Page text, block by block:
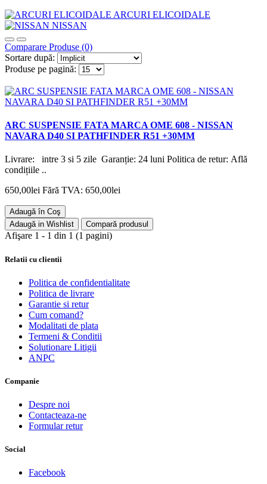
ARCURI ELICOIDALE
NISSAN
Comparare Produse (0)
Sortare după:
Produse pe pagină:
ARC SUSPENSIE FATA MARCA OME 608 - NISSAN
NAVARA D40 SI PATHFINDER R51 +30MM
Livrare: intre 3 si 5 zile Garanție: 24 luni Politica de retur: Află
condițiile ..
650,00lei Fără TVA: 650,00lei
Adaugă în Coş
Adaugă in Wishlist
Compară produsul
Afişare 1 - 1 din 1 (1 pagini)
Relatii cu clientii
Politica de confidentialitate
Politica de livrare
Garantie si retur
Cum comand?
Modalitati de plata
Termeni & Conditii
Solutionare Litigii
ANPC
Companie
Despre noi
Contacteaza-ne
Formular retur
Social
Facebook